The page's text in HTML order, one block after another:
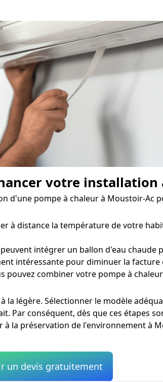
votre installation
d'une pompe à chaleur à Moustoir-
à distance la température de votre
intégrer un ballon d'eau chaude
intéressante pour diminuer la facture
pouvez combiner votre pompe à
légère. Sélectionner le modèle
conséquent, dès que ces étapes
la préservation de l'environnement à
un devis gratuitement